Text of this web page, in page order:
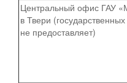
Центральный офис ГАУ
в Твери (государственных
не предоставляет)